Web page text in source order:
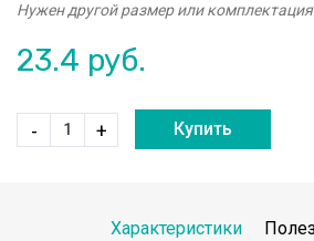
Нужен другой размер или
23.4 руб.
- + Купить
Характеристики